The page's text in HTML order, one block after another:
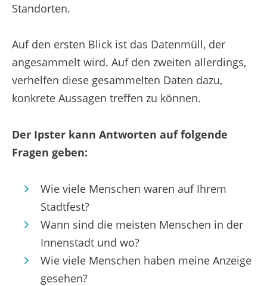
Standorten.
Auf den ersten Blick ist das Datenmüll, der
angesammelt wird. Auf den zweiten allerdings,
verhelfen diese gesammelten Daten dazu,
konkrete Aussagen treffen zu können.
Der Ipster kann Antworten auf folgende
Fragen geben:
Wie viele Menschen waren auf Ihrem
Stadtfest?
Wann sind die meisten Menschen in der
Innenstadt und wo?
Wie viele Menschen haben meine Anzeige
gesehen?